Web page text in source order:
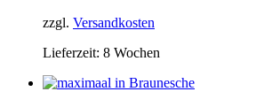
zzgl. Versandkosten
Lieferzeit: 8 Wochen